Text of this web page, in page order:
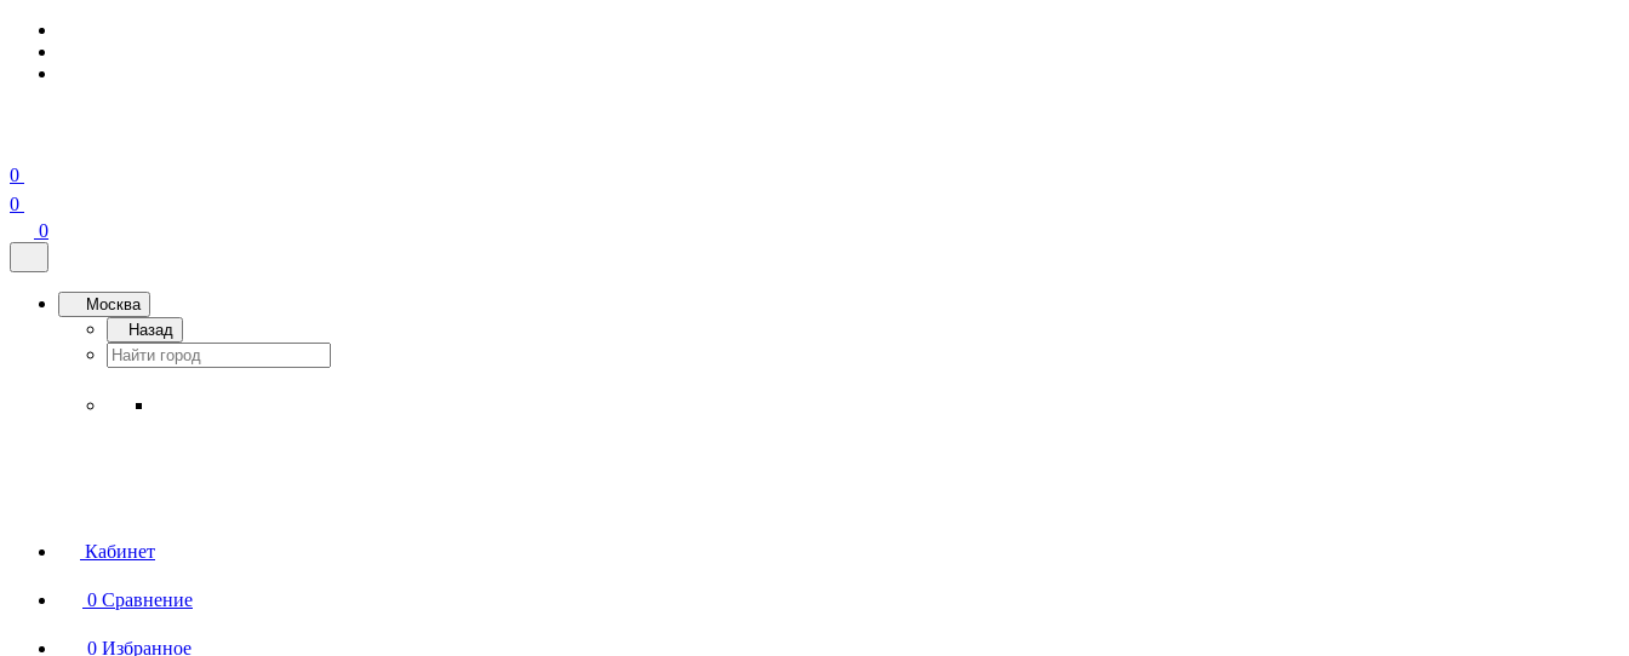
0
0
0
Москва
Назад
Кабинет
0 Сравнение
0 Избранное